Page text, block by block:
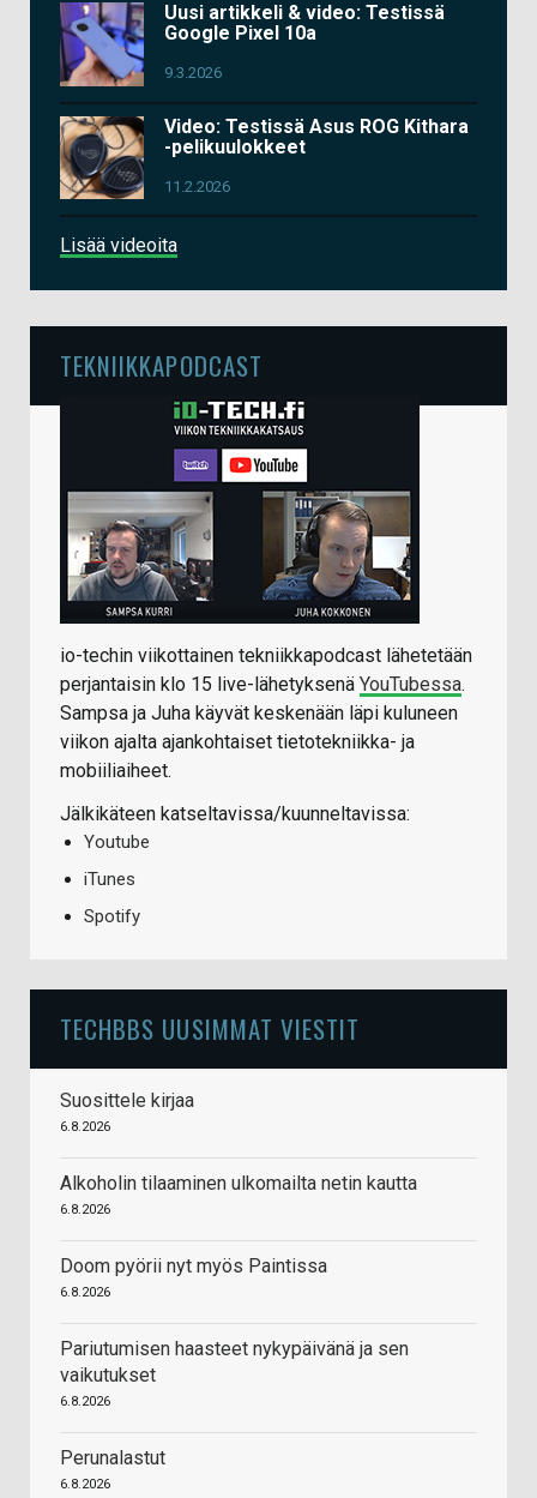
Uusi artikkeli & video: Testissä
Google Pixel 10a
9.3.2026
Video: Testissä Asus ROG Kithara
-pelikuulokkeet
11.2.2026
Lisää videoita
TEKNIIKKAPODCAST
io-techin viikottainen tekniikkapodcast lähetetään
perjantaisin klo 15 live-lähetyksenä YouTubessa.
Sampsa ja Juha käyvät keskenään läpi kuluneen
viikon ajalta ajankohtaiset tietotekniikka- ja
mobiiliaiheet.
Jälkikäteen katseltavissa/kuunneltavissa:
Youtube
iTunes
Spotify
TECHBBS UUSIMMAT VIESTIT
Suosittele kirjaa
6.8.2026
Alkoholin tilaaminen ulkomailta netin kautta
6.8.2026
Doom pyörii nyt myös Paintissa
6.8.2026
Pariutumisen haasteet nykypäivänä ja sen
vaikutukset
6.8.2026
Perunalastut
6.8.2026